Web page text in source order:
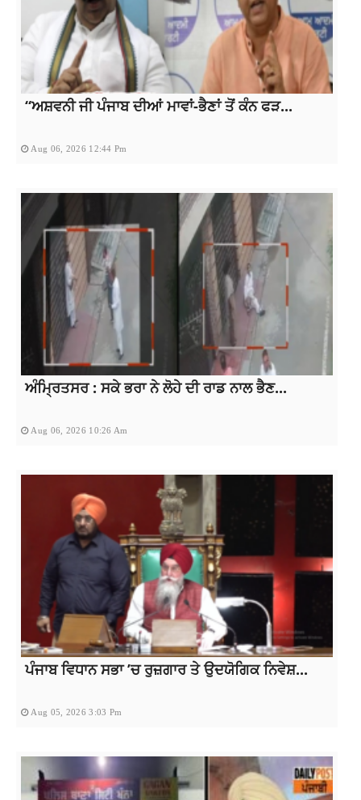
“ਅਸ਼ਵਨੀ ਜੀ ਪੰਜਾਬ ਦੀਆਂ ਮਾਵਾਂ-ਭੈਣਾਂ ਤੋਂ ਕੰਨ ਫੜ...
Aug 06, 2026 12:44 Pm
ਅੰਮ੍ਰਿਤਸਰ : ਸਕੇ ਭਰਾ ਨੇ ਲੋਹੇ ਦੀ ਰਾਡ ਨਾਲ ਭੈਣ...
Aug 06, 2026 10:26 Am
ਪੰਜਾਬ ਵਿਧਾਨ ਸਭਾ ’ਚ ਰੁਜ਼ਗਾਰ ਤੇ ਉਦਯੋਗਿਕ ਨਿਵੇਸ਼...
Aug 05, 2026 3:03 Pm